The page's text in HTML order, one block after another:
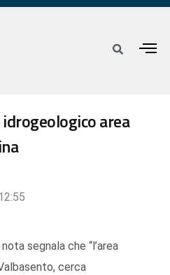
area
segnala che “l’area
cerca